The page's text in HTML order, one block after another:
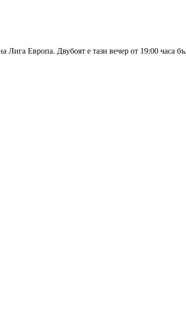
Европа. Двубоят е тази вечер от 19:00 часа